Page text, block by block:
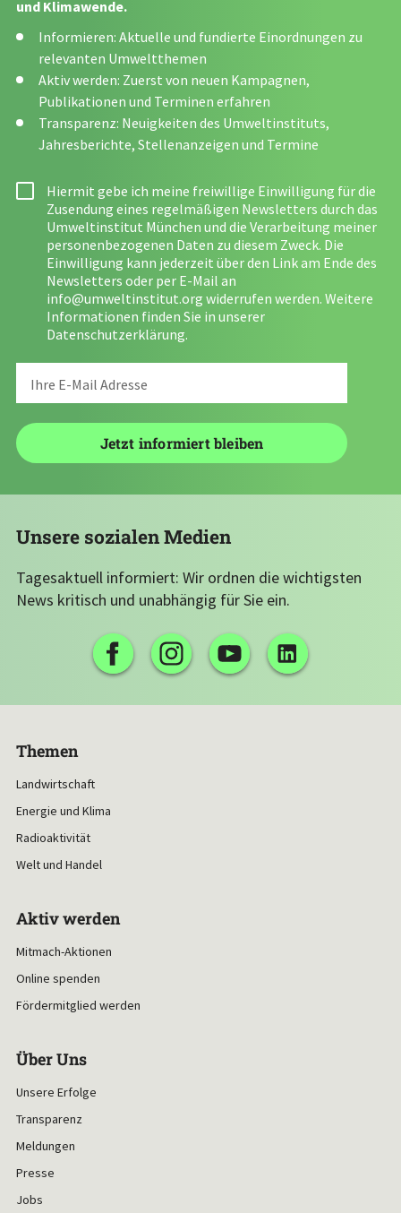
und Klimawende.
Informieren: Aktuelle und fundierte Einordnungen zu
relevanten Umweltthemen
Aktiv werden: Zuerst von neuen Kampagnen,
Publikationen und Terminen erfahren
Transparenz: Neuigkeiten des Umweltinstituts,
Jahresberichte, Stellenanzeigen und Termine
Hiermit gebe ich meine freiwillige Einwilligung für die
Zusendung eines regelmäßigen Newsletters durch das
Umweltinstitut München und die Verarbeitung meiner
personenbezogenen Daten zu diesem Zweck. Die
Einwilligung kann jederzeit über den Link am Ende des
Newsletters oder per E-Mail an
info@umweltinstitut.org widerrufen werden. Weitere
Informationen finden Sie in unserer
Datenschutzerklärung.
Unsere sozialen Medien
Tagesaktuell informiert: Wir ordnen die wichtigsten
News kritisch und unabhängig für Sie ein.
Themen
Landwirtschaft
Energie und Klima
Radioaktivität
Welt und Handel
Aktiv werden
Mitmach-Aktionen
Online spenden
Fördermitglied werden
Über Uns
Unsere Erfolge
Transparenz
Meldungen
Presse
Jobs